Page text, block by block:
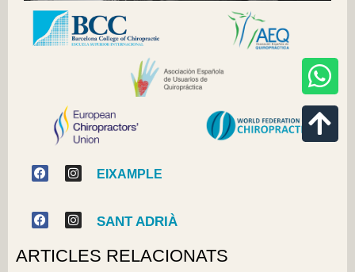
EIXAMPLE
SANT ADRIÀ
ARTICLES RELACIONATS